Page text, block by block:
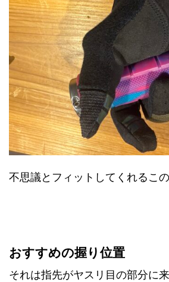
不思議とフィットしてくれるこの
おすすめの握り位置
それは指先がヤスリ目の部分に来